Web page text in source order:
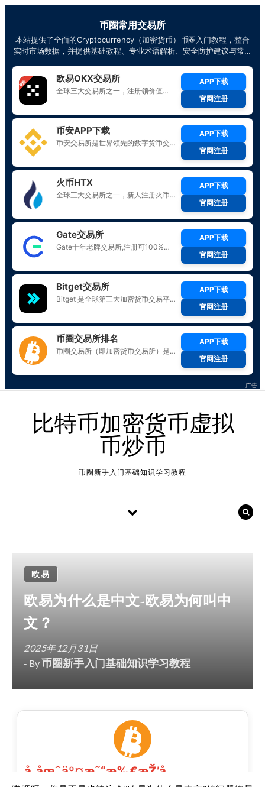
比特币加密货币虚拟
币炒币
币圈新手入门基础知识学习教程
欧易
欧易为什么是中文-欧易为何叫中
文？
2025年12月31日
- By币圈新手入门基础知识学习教程